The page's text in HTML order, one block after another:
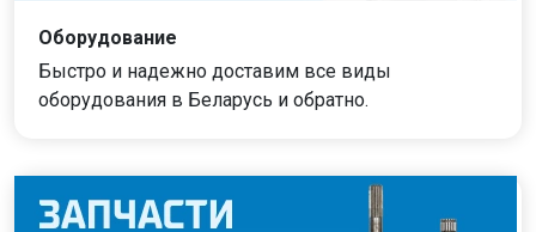
Оборудование
Быстро и надежно доставим все виды
оборудования в Беларусь и обратно.